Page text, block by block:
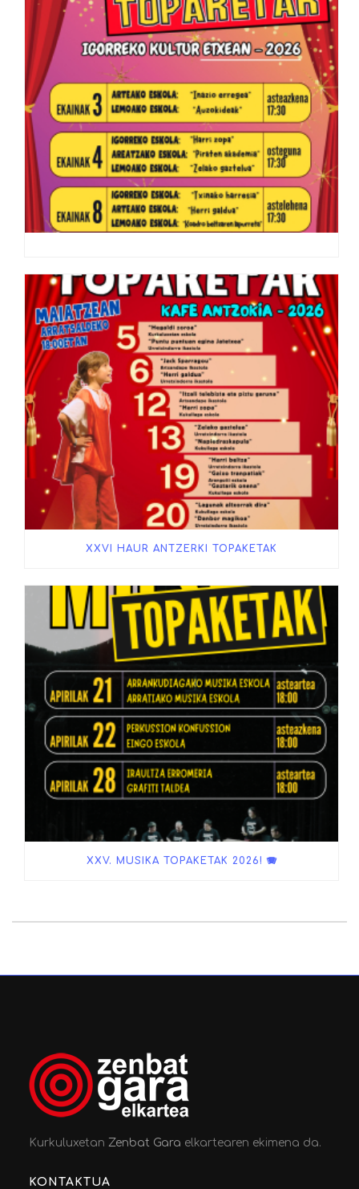
XXVI HAUR ANTZERKI TOPAKETAK
XXV. MUSIKA TOPAKETAK 2026! 🪗
Kurkuluxetan Zenbat Gara elkartearen ekimena da.
KONTAKTUA